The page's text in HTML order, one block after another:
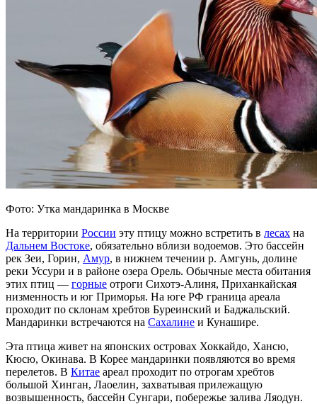
Фото: Утка мандаринка в Москве
На территории России эту птицу можно встретить в лесах на
Дальнем Востоке, обязательно вблизи водоемов. Это бассейн
рек Зеи, Горин, Амур, в нижнем течении р. Амгунь, долине
реки Уссури и в районе озера Орель. Обычные места обитания
этих птиц — горные отроги Сихотэ-Алиня, Приханкайская
низменность и юг Приморья. На юге РФ граница ареала
проходит по склонам хребтов Буреинский и Баджальский.
Мандаринки встречаются на Сахалине и Кунашире.
Эта птица живет на японских островах Хоккайдо, Хансю,
Кюсю, Окинава. В Корее мандаринки появляются во время
перелетов. В Китае ареал проходит по отрогам хребтов
большой Хинган, Лаоелин, захватывая прилежащую
возвышенность, бассейн Сунгари, побережье залива Ляодун.